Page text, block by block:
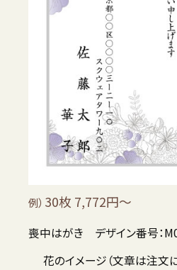
例） 30枚 7,772円～
喪中はがき デザイン番号：
花のイメージ（文章は注文